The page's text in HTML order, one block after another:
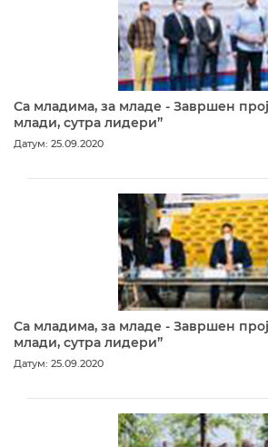
Са младима, за младе - Завршен
млади, сутра лидери”
Датум: 25.09.2020
Са младима, за младе - Завршен
млади, сутра лидери”
Датум: 25.09.2020